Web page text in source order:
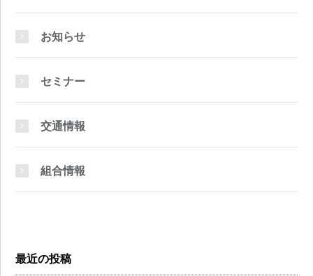
お知らせ
セミナー
交通情報
組合情報
最近の投稿